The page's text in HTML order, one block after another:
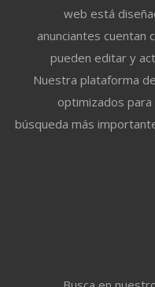
web está
anunciantes cuentan
pueden editar y
Nuestra plataforma
optimizados
búsqueda más